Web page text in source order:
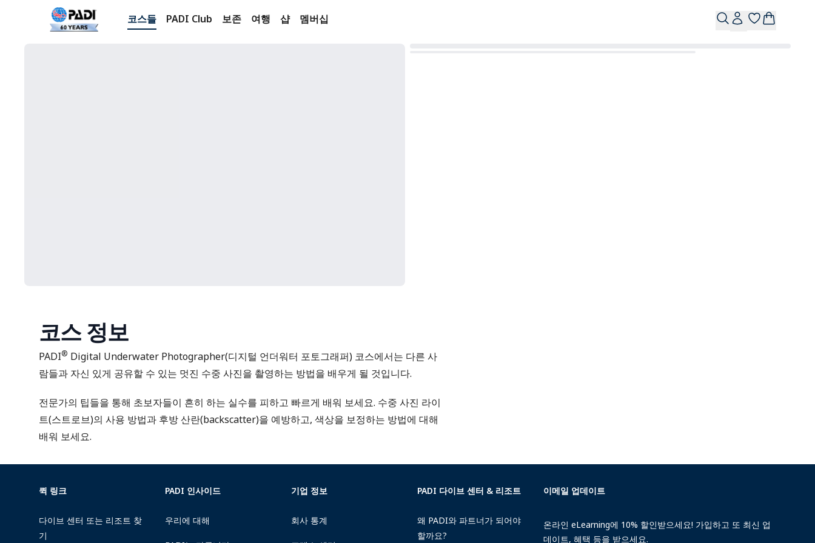
코스들 PADI Club 보존 여행 샵 멤버십
코스 정보
PADI® Digital Underwater Photographer(디지털 언더워터 포토그래퍼) 코스에서는 다른 사
람들과 자신 있게 공유할 수 있는 멋진 수중 사진을 촬영하는 방법을 배우게 될 것입니다.
전문가의 팁들을 통해 초보자들이 흔히 하는 실수를 피하고 빠르게 배워 보세요. 수중 사진 라이
트(스트로브)의 사용 방법과 후방 산란(backscatter)을 예방하고, 색상을 보정하는 방법에 대해
배워 보세요.
퀵 링크
다이브 센터 또는 리조트 찾
기
PADI 인사이드
우리에 대해
기업 정보
회사 통계
PADI 다이브 센터 & 리조트
왜 PADI와 파트너가 되어야
할까요?
이메일 업데이트
온라인 eLearning에 10% 할인받으세요! 가입하고 또 최신 업
데이트, 혜택 등을 받으세요.